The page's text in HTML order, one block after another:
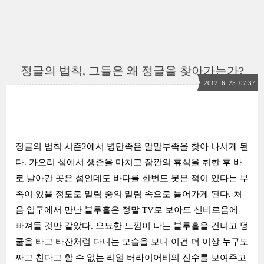
정글의 법칙, 그들은 왜 정글을 찾아가는가?
2012. 6. 25. 07:37
정글의 법칙 시즌2에서 병만족은 말말부족을 찾아 나서게 된
다. 가오리 섬에서 생존을 마치고 잠깐의 휴식을 취한 후 바
로 날아간 곳은 섬인데도 바다를 한번도 못본 적이 있다는 부
족이 있을 정도로 밀림 중의 밀림 속으로 들어가게 된다. 처
음 입구에서 만난 블루홀은 정말 TV로 보아도 신비로움에
빠져들 것만 같았다. 오묘한 느낌이 나는 블루홀을 건너고 덩
쿨을 타고 타잔처럼 다니는 모습을 보니 이건 더 이상 누구도
짜고 친다고 할 수 없는 리얼 버라이어티의 진수를 보여주고